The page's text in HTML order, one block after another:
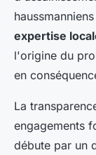
expertise
l'origine du
en
La
engagements
débute par un